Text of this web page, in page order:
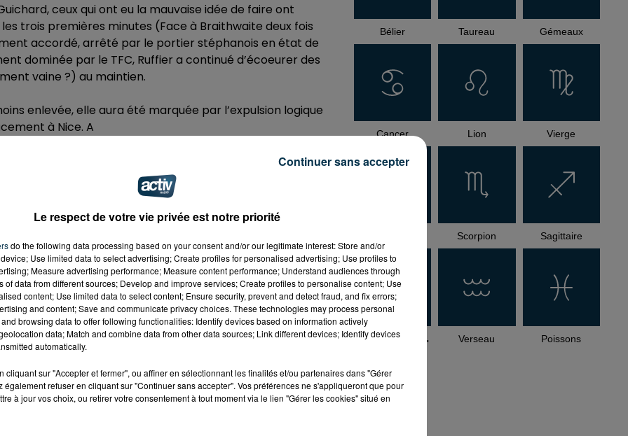
ceux qui ont eu la mauvaise idée de faire ont
trois premières minutes (Face à Braithwaite deux fois
accordé, arrêté par le portier stéphanois en état de
dominée par le TFC, Ruffier a continué d’écoeurer des
vaine ?) au maintien.
enlevée, elle aura été marquée par l’expulsion logique
à Nice. A
ressemble plus à un point de gagné qu’à deux
été défait par Nantes, les Verts ont prit seuls la
Bélier Taureau Gémeaux
Cancer Lion Vierge
Scorpion Sagittaire
Capricorne Verseau Poissons
Le respect de votre vie privée est notre priorité
do the following data processing based on your consent and/or our legitimate interest: Store and/or
Use limited data to select advertising; Create profiles for personalised advertising; Use profiles to
Measure advertising performance; Measure content performance; Understand audiences through
of data from different sources; Develop and improve services; Create profiles to personalise content; Use
content; Use limited data to select content; Ensure security, prevent and detect fraud, and fix errors;
and content; Save and communicate privacy choices. These technologies may process personal
browsing data to offer following functionalities: Identify devices based on information actively
data; Match and combine data from other data sources; Link different devices; Identify devices
automatically.
cliquant sur "Accepter et fermer", ou affiner en sélectionnant les finalités et/ou partenaires dans "Gérer
également refuser en cliquant sur "Continuer sans accepter". Vos préférences ne s'appliqueront que pour
à jour vos choix, ou retirer votre consentement à tout moment via le lien "Gérer les cookies" situé en
Continuer sans accepter